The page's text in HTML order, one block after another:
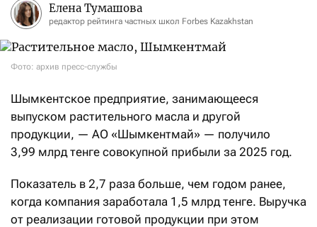
Елена Тумашова
редактор рейтинга частных школ Forbes Kazakhstan
Фото: архив пресс-службы
Шымкентское предприятие, занимающееся
выпуском растительного масла и другой
продукции, — АО «Шымкентмай» — получило
3,99 млрд тенге совокупной прибыли за 2025 год.
Показатель в 2,7 раза больше, чем годом ранее,
когда компания заработала 1,5 млрд тенге. Выручка
от реализации готовой продукции при этом